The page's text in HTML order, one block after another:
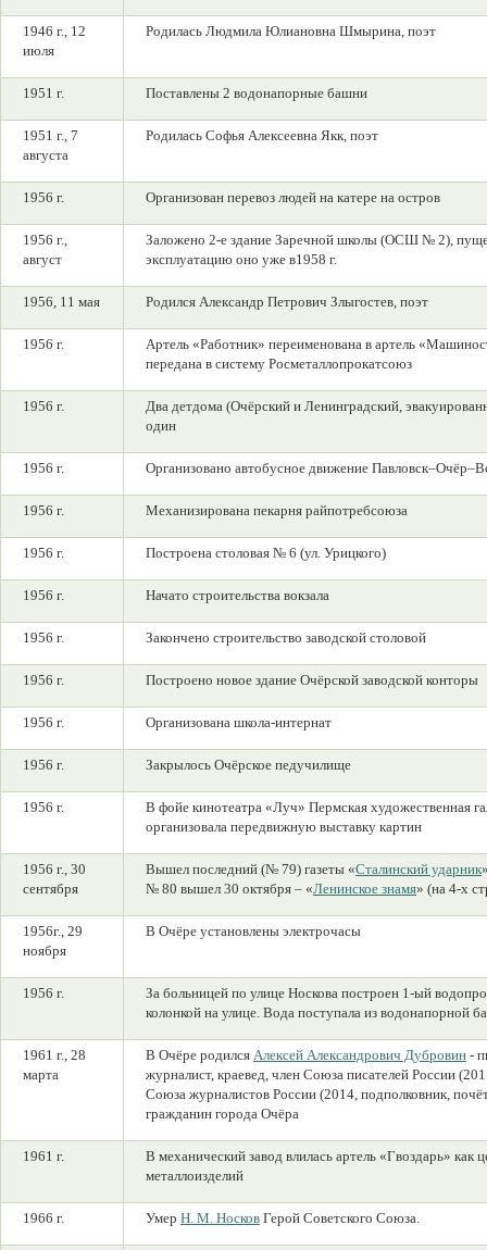
1946 г., 12
июля
Родилась Людмила Юлиановна Шмырина, поэт
1951 г. Поставлены 2 водонапорные башни
1951 г., 7
августа
Родилась Софья Алексеевна Якк, поэт
1956 г. Организован перевоз людей на катере на остров
1956 г.,
август
Заложено 2-е здание Заречной школы (ОСШ № 2),
эксплуатацию оно уже в1958 г.
1956, 11 мая Родился Александр Петрович Злыгостев, поэт
1956 г.
Артель «Работник» переименована в артель
передана в систему Росметаллопрокатсоюз
1956 г.
Два детдома (Очёрский и Ленинградский,
один
1956 г. Организовано автобусное движение
1956 г. Механизирована пекарня райпотребсоюза
1956 г. Построена столовая № 6 (ул. Урицкого)
1956 г. Начато строительства вокзала
1956 г. Закончено строительство заводской столовой
1956 г. Построено новое здание Очёрской заводской конторы
1956 г. Организована школа-интернат
1956 г. Закрылось Очёрское педучилище
1956 г.
В фойе кинотеатра «Луч» Пермская художественная
организовала передвижную выставку картин
1956 г., 30
сентября
Вышел последний (№ 79) газеты «Сталинский ударник
№ 80 вышел 30 октября – «Ленинское знамя» (на 4-х
1956г., 29
ноября
В Очёре установлены электрочасы
1956 г.
За больницей по улице Носкова построен 1-ый
колонкой на улице. Вода поступала из водонапорной
1961 г., 28
марта
В Очёре родился Алексей Александрович Дубровин -
журналист, краевед, член Союза писателей России
Союза журналистов России (2014, подполковник,
гражданин города Очёра
1961 г.
В механический завод влилась артель «Гвоздарь» как
металлоизделий
1966 г. Умер Н. М. Носков Герой Советского Союза.